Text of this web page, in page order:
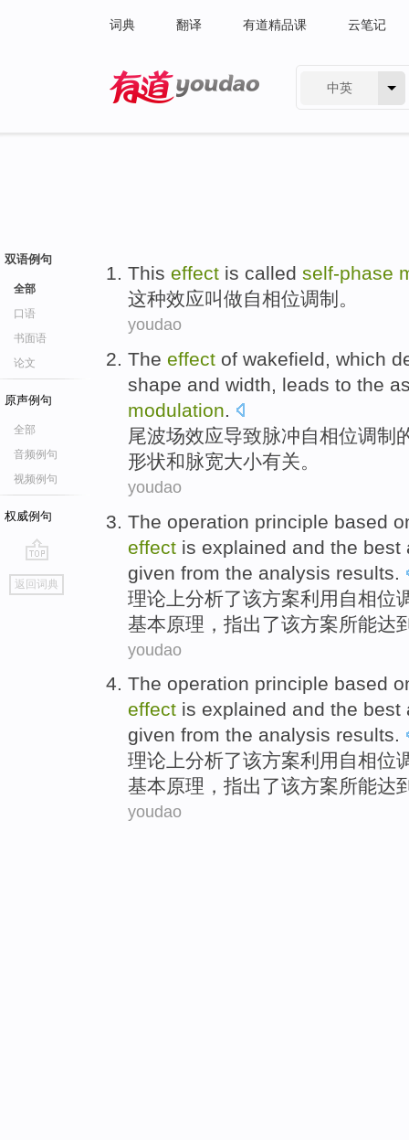
词典 翻译 有道精品课 云笔记
中英
双语例句
全部
口语
书面语
论文
原声例句
全部
音频例句
视频例句
权威例句
go
top
返回词典
This effect is called self-phase
这种效应叫做自相位调制 。
youdao
The effect of wakefield, which
shape and width, leads to the
modulation.
尾波场效应导致脉冲自相位调制
形状和脉宽大小有关。
youdao
The operation principle based
effect is explained and the best
given from the analysis results.
理论上分析了该方案利用 自相位
基本原理 ，指出了该方案所能达
youdao
The operation principle based
effect is explained and the best
given from the analysis results.
理论上分析了该方案利用 自相位
基本原理 ，指出了该方案所能达
youdao